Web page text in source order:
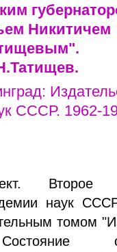
Никитичем
СССР. 1962-
Второе
наук
томом